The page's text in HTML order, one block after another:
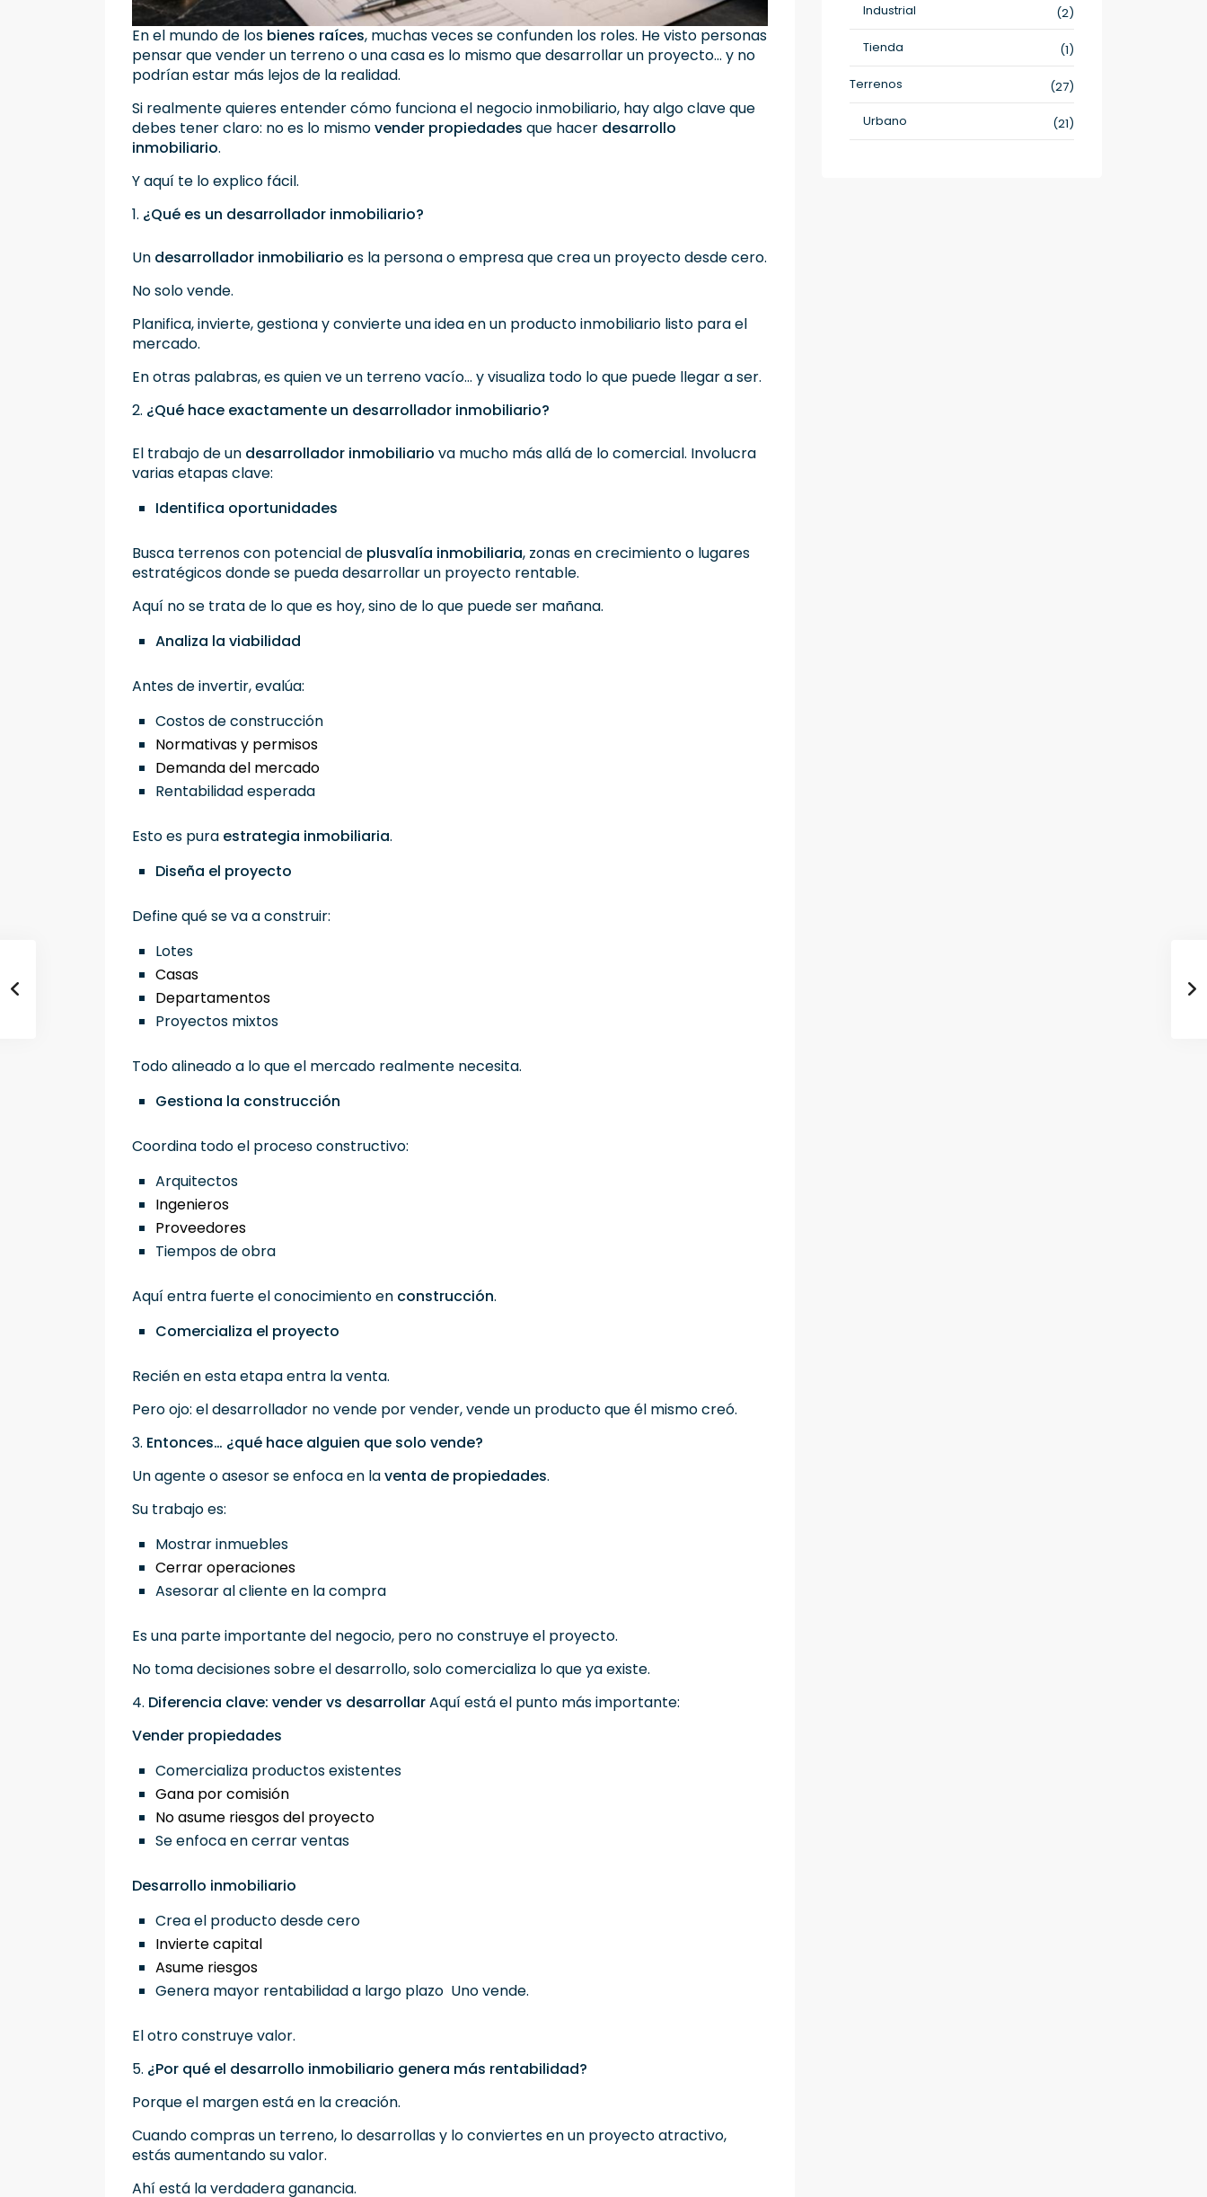
En el mundo de los bienes raíces, muchas veces se confunden los roles. He visto personas
pensar que vender un terreno o una casa es lo mismo que desarrollar un proyecto… y no
podrían estar más lejos de la realidad.
Si realmente quieres entender cómo funciona el negocio inmobiliario, hay algo clave que
debes tener claro: no es lo mismovender propiedades que hacer desarrollo
inmobiliario.
Y aquí te lo explico fácil.
1. ¿Qué es un desarrollador inmobiliario?
Un desarrollador inmobiliario es la persona o empresa que crea un proyecto desde cero.
No solo vende.
Planifica, invierte, gestiona y convierte una idea en un producto inmobiliario listo para el
mercado.
En otras palabras, es quien ve un terreno vacío… y visualiza todo lo que puede llegar a ser.
2. ¿Qué hace exactamente un desarrollador inmobiliario?
El trabajo de un desarrollador inmobiliario va mucho más allá de lo comercial. Involucra
varias etapas clave:
Identifica oportunidades
Busca terrenos con potencial de plusvalía inmobiliaria, zonas en crecimiento o lugares
estratégicos donde se pueda desarrollar un proyecto rentable.
Aquí no se trata de lo que es hoy, sino de lo que puede ser mañana.
Analiza la viabilidad
Antes de invertir, evalúa:
Costos de construcción
Normativas y permisos
Demanda del mercado
Rentabilidad esperada
Esto es pura estrategia inmobiliaria.
Diseña el proyecto
Define qué se va a construir:
Lotes
Casas
Departamentos
Proyectos mixtos
Todo alineado a lo que el mercado realmente necesita.
Gestiona la construcción
Coordina todo el proceso constructivo:
Arquitectos
Ingenieros
Proveedores
Tiempos de obra
Aquí entra fuerte el conocimiento en construcción.
Comercializa el proyecto
Recién en esta etapa entra la venta.
Pero ojo: el desarrollador no vende por vender, vende un producto que él mismo creó.
3. Entonces… ¿qué hace alguien que solo vende?
Un agente o asesor se enfoca en laventa de propiedades.
Su trabajo es:
Mostrar inmuebles
Cerrar operaciones
Asesorar al cliente en la compra
Es una parte importante del negocio, pero no construye el proyecto.
No toma decisiones sobre el desarrollo, solo comercializa lo que ya existe.
4. Diferencia clave: vender vs desarrollarAquí está el punto más importante:
Vender propiedades
Comercializa productos existentes
Gana por comisión
No asume riesgos del proyecto
Se enfoca en cerrar ventas
Desarrollo inmobiliario
Crea el producto desde cero
Invierte capital
Asume riesgos
Genera mayor rentabilidad a largo plazo Uno vende.
El otro construye valor.
5. ¿Por qué el desarrollo inmobiliario genera más rentabilidad?
Porque el margen está en la creación.
Cuando compras un terreno, lo desarrollas y lo conviertes en un proyecto atractivo,
estás aumentando su valor.
Ahí está la verdadera ganancia.
Industrial
(2)
Tienda
(1)
Terrenos
(27)
Urbano
(21)